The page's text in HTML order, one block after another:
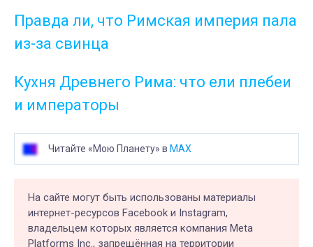
Правда ли, что Римская империя пала
из-за свинца
Кухня Древнего Рима: что ели плебеи
и императоры
Читайте «Мою Планету» в MAX
На сайте могут быть использованы материалы
интернет-ресурсов Facebook и Instagram,
владельцем которых является компания Meta
Platforms Inc., запрещённая на территории